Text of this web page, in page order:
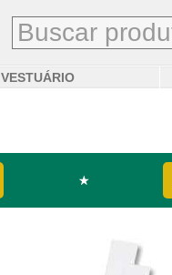
VESTUÁRIO